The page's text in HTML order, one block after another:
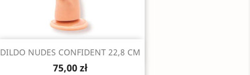
Szybki podgląd
DILDO NUDES CONFIDENT 22,8 CM
75,00 zł